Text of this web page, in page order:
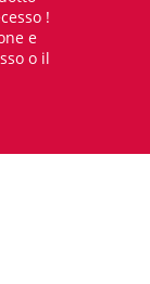
!
e
o il